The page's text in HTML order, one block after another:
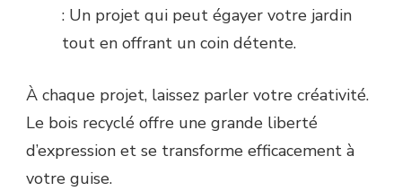
: Un projet qui peut égayer votre jardin
tout en offrant un coin détente.
À chaque projet, laissez parler votre créativité.
Le bois recyclé offre une grande liberté
d’expression et se transforme efficacement à
votre guise.